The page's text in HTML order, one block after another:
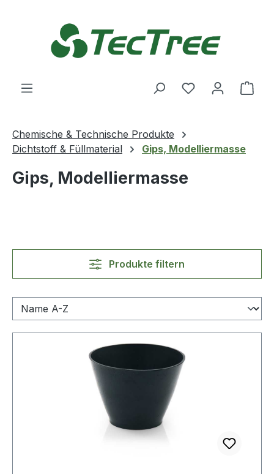
Du hast 0
Chemische & Technische Produkte
Dichtstoff & Füllmaterial
Gips, Modelliermasse
Gips, Modelliermasse
Produkte filtern